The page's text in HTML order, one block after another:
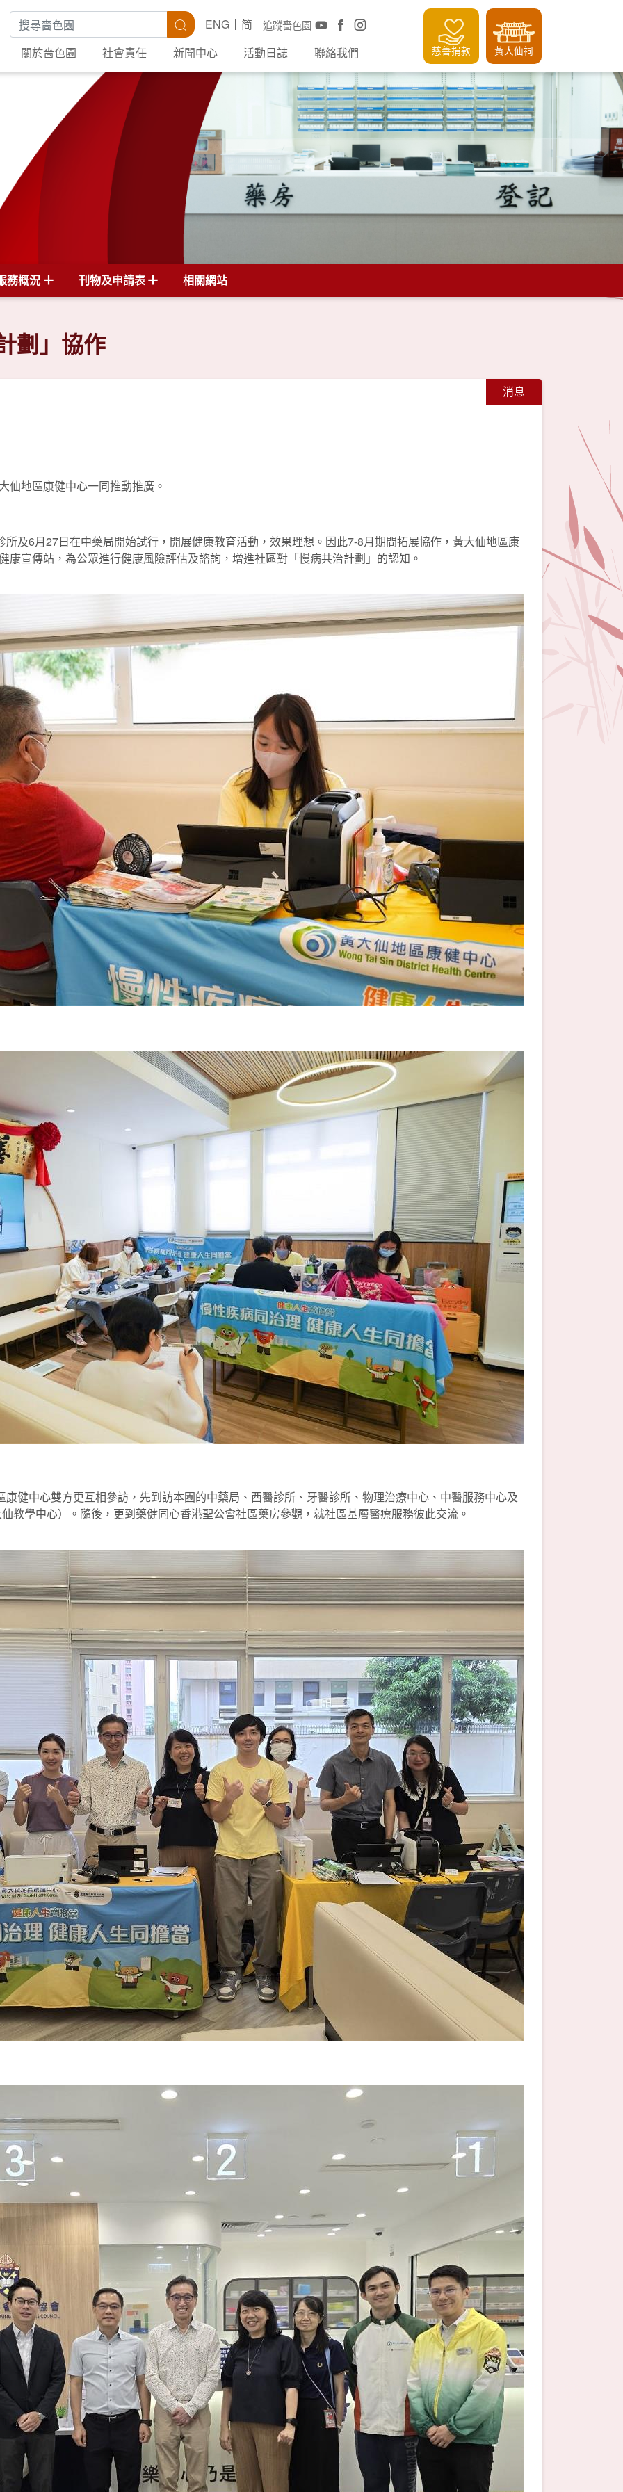
搜尋關鍵字 搜尋 追蹤嗇色園
ENG
简
關於嗇色園
社會責任 新聞中心 活動日誌 聯絡我們 慈善捐款 黃大仙祠
務概況 刊物及申請表 相關網站
劃」協作
消息
仙地區康健中心一同推動推廣。
及6月27日在中藥局開始試行，開展健康教育活動，效果理想。因此7-8月期間拓展協作，黃大仙地區康
康宣傳站，為公眾進行健康風險評估及諮詢，增進社區對「慢病共治計劃」的認知。
健中心雙方更互相參訪，先到訪本園的中藥局、西醫診所、牙醫診所、物理治療中心、中醫服務中心及
教學中心）。隨後，更到藥健同心香港聖公會社區藥房參觀，就社區基層醫療服務彼此交流。